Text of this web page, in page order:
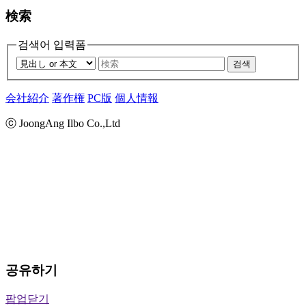
検索
검색어 입력폼
검색
会社紹介 著作権 PC版 個人情報
ⓒ JoongAng Ilbo Co.,Ltd
공유하기
팝업닫기